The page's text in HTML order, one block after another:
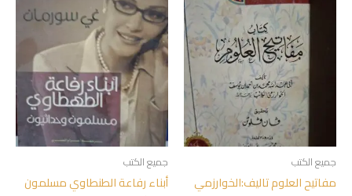
جميع الكتب
مفاتيح العلوم تاليف:الخوارزمي
جميع الكتب
أبناء رفاعة الطنطاوي مسلمون